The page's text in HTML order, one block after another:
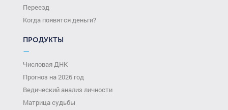
Переезд
Когда появятся деньги?
ПРОДУКТЫ
—
Числовая ДНК
Прогноз на 2026 год
Ведический анализ личности
Матрица судьбы